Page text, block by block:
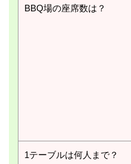
BBQ場の座席数は？
1テーブルは何人まで？